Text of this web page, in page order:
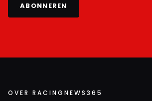
ABONNEREN
OVER RACINGNEWS365